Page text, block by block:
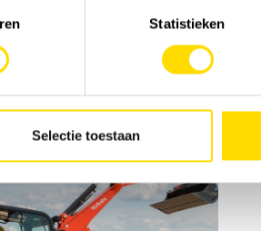
Statistieken
Selectie toestaan